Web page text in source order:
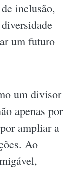
inclusão,
um futuro
um divisor
apenas por
ampliar a
Ao